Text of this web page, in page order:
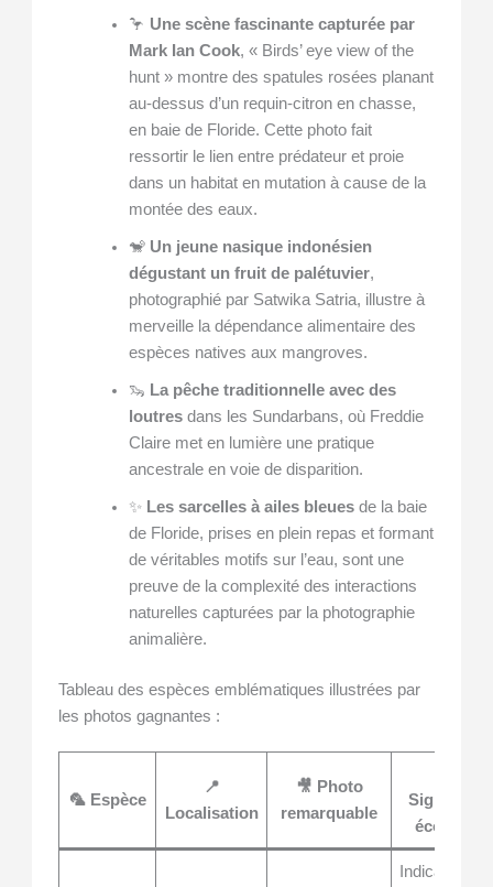
🦩 Une scène fascinante capturée par
Mark Ian Cook, « Birds’ eye view of the
hunt » montre des spatules rosées planant
au-dessus d’un requin-citron en chasse,
en baie de Floride. Cette photo fait
ressortir le lien entre prédateur et proie
dans un habitat en mutation à cause de la
montée des eaux.
🐒 Un jeune nasique indonésien
dégustant un fruit de palétuvier,
photographié par Satwika Satria, illustre à
merveille la dépendance alimentaire des
espèces natives aux mangroves.
🦦 La pêche traditionnelle avec des
loutresdans les Sundarbans, où Freddie
Claire met en lumière une pratique
ancestrale en voie de disparition.
✨ Les sarcelles à ailes bleuesde la baie
de Floride, prises en plein repas et formant
de véritables motifs sur l’eau, sont une
preuve de la complexité des interactions
naturelles capturées par la photographie
animalière.
Tableau des espèces emblématiques illustrées par
les photos gagnantes :
🦜 Espèce
📍
Localisation
🎥 Photo
remarquable
Indicateur